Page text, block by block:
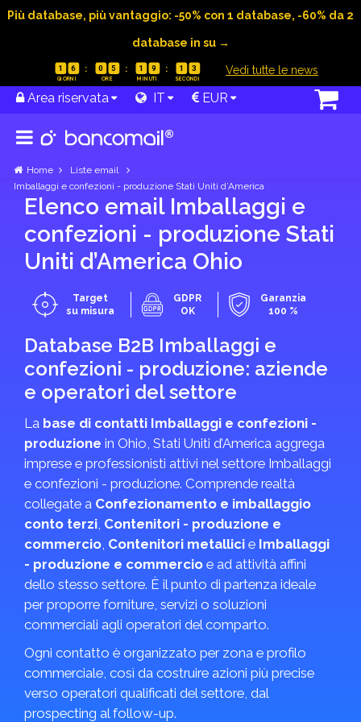
Più database, più vantaggio: -50% con 1 database, -60% da 2
database in su →
1 6 0 5 1 9 1 2 Vedi tutte le news
Area riservata IT EUR
Home
Liste email
Imballaggi e confezioni - produzione Stati Uniti d’America
Elenco email Imballaggi e
confezioni - produzione Stati
Uniti d’America Ohio
Target
su misura
GDPR
OK
Garanzia
100 %
Database B2B Imballaggi e
confezioni - produzione: aziende
e operatori del settore
La base di contatti Imballaggi e confezioni -
produzione in Ohio, Stati Uniti d’America aggrega
imprese e professionisti attivi nel settore Imballaggi
e confezioni - produzione. Comprende realtà
collegate a Confezionamento e imballaggio
conto terzi, Contenitori - produzione e
commercio, Contenitori metallici e Imballaggi
- produzione e commercio e ad attività affini
dello stesso settore. È il punto di partenza ideale
per proporre forniture, servizi o soluzioni
commerciali agli operatori del comparto.
Ogni contatto è organizzato per zona e profilo
commerciale, così da costruire azioni più precise
verso operatori qualificati del settore, dal
prospecting al follow-up.